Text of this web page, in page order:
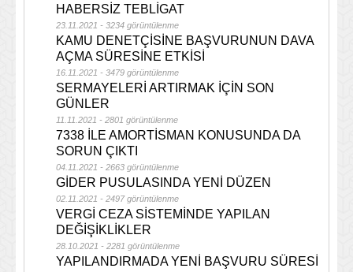
HABERSİZ TEBLİGAT
23.11.2021 - 3234 görüntülenme
KAMU DENETÇİSİNE BAŞVURUNUN DAVA
AÇMA SÜRESİNE ETKİSİ
16.11.2021 - 3479 görüntülenme
SERMAYELERİ ARTIRMAK İÇİN SON
GÜNLER
11.11.2021 - 2801 görüntülenme
7338 İLE AMORTİSMAN KONUSUNDA DA
SORUN ÇIKTI
04.11.2021 - 2663 görüntülenme
GİDER PUSULASINDA YENİ DÜZEN
02.11.2021 - 2497 görüntülenme
VERGİ CEZA SİSTEMİNDE YAPILAN
DEĞİŞİKLİKLER
28.10.2021 - 2281 görüntülenme
YAPILANDIRMADA YENİ BAŞVURU SÜRESİ